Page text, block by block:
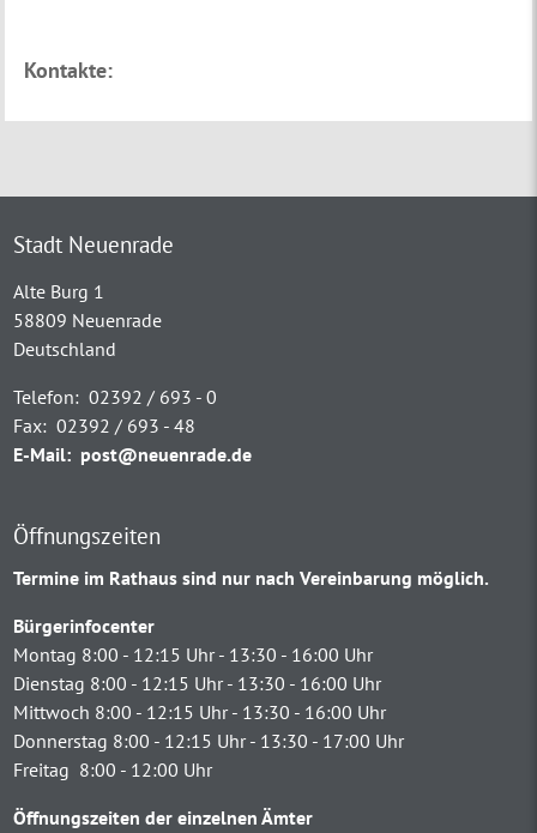
Kontakte:
Stadt Neuenrade
Alte Burg 1
58809 Neuenrade
Deutschland
Telefon: 02392 / 693 - 0
Fax: 02392 / 693 - 48
E-Mail: post@neuenrade.de
Öffnungszeiten
Termine im Rathaus sind nur nach Vereinbarung möglich.
Bürgerinfocenter
Montag 8:00 - 12:15 Uhr - 13:30 - 16:00 Uhr
Dienstag 8:00 - 12:15 Uhr - 13:30 - 16:00 Uhr
Mittwoch 8:00 - 12:15 Uhr - 13:30 - 16:00 Uhr
Donnerstag 8:00 - 12:15 Uhr - 13:30 - 17:00 Uhr
Freitag 8:00 - 12:00 Uhr
Öffnungszeiten der einzelnen Ämter